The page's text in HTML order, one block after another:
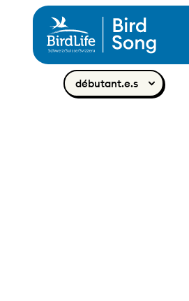
Aller au contenu
débutant.e.s